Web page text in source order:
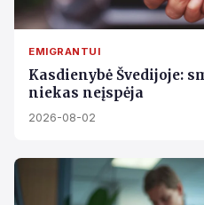
EMIGRANTUI
Kasdienybė Švedijoje:
niekas neįspėja
2026-08-02